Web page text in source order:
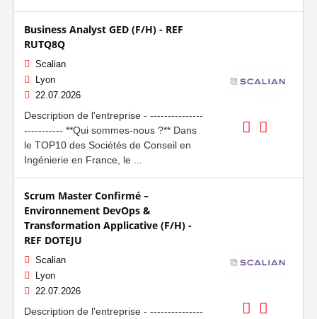
Business Analyst GED (F/H) - REF
RUTQ8Q
Scalian
Lyon
22.07.2026
Description de l'entreprise - ---------------
----------- **Qui sommes-nous ?** Dans
le TOP10 des Sociétés de Conseil en
Ingénierie en France, le ...
Scrum Master Confirmé –
Environnement DevOps &
Transformation Applicative (F/H) -
REF DOTEJU
Scalian
Lyon
22.07.2026
Description de l'entreprise - ---------------